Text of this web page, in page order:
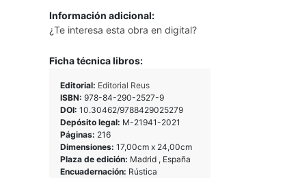
Información adicional:
¿Te interesa esta obra en digital?
Ficha técnica libros:
Editorial: Editorial Reus
ISBN: 978-84-290-2527-9
DOI: 10.30462/9788429025279
Depósito legal: M-21941-2021
Páginas: 216
Dimensiones: 17,00cm x 24,00cm
Plaza de edición: Madrid , España
Encuadernación: Rústica